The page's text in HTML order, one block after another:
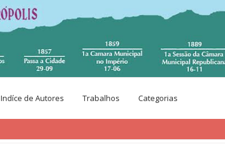
Indíce de Autores Trabalhos Categorias